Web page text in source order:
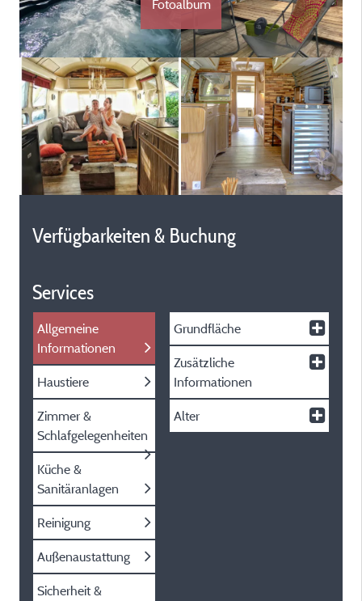
Fotoalbum
Verfügbarkeiten & Buchung
Services
Allgemeine
Informationen
Haustiere
Zimmer &
Schlafgelegenheiten
Küche &
Sanitäranlagen
Reinigung
Außenaustattung
Sicherheit &
Grundfläche
Zusätzliche
Informationen
Alter